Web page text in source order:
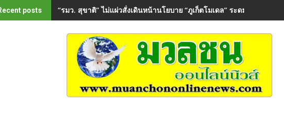
posts “รมว. สุขาติ” ไม่แผ่วสั่งเดินหน้านโยบาย “ภูเก็ตโมเดล” ระดมกำลังปูพ